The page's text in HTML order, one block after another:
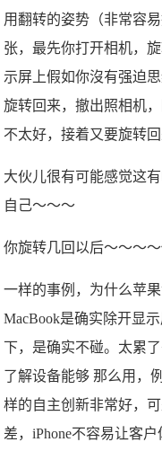
用翻转的姿势（非常容
张，最先你打开相机，
示屏上假如你沒有强迫
旋转回来，撤出照相机
不太好，接着又要旋转回
大伙儿很有可能感觉这
自己～～～
你旋转几回以后～～～
一样的事例，为什么苹
MacBook是确实除开显
下，是确实不碰。太累
了解设备能够 那么用，
样的自主创新非常好，
差，iPhone不容易让客